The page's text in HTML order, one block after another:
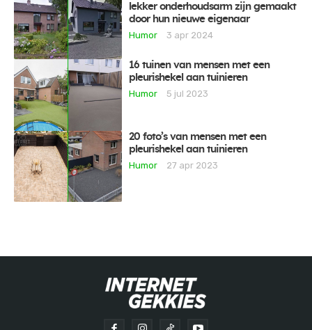
lekker onderhoudsarm zijn gemaakt
door hun nieuwe eigenaar
Humor
3 apr 2024
16 tuinen van mensen met een
pleurishekel aan tuinieren
Humor
5 jul 2023
20 foto’s van mensen met een
pleurishekel aan tuinieren
Humor
27 apr 2023